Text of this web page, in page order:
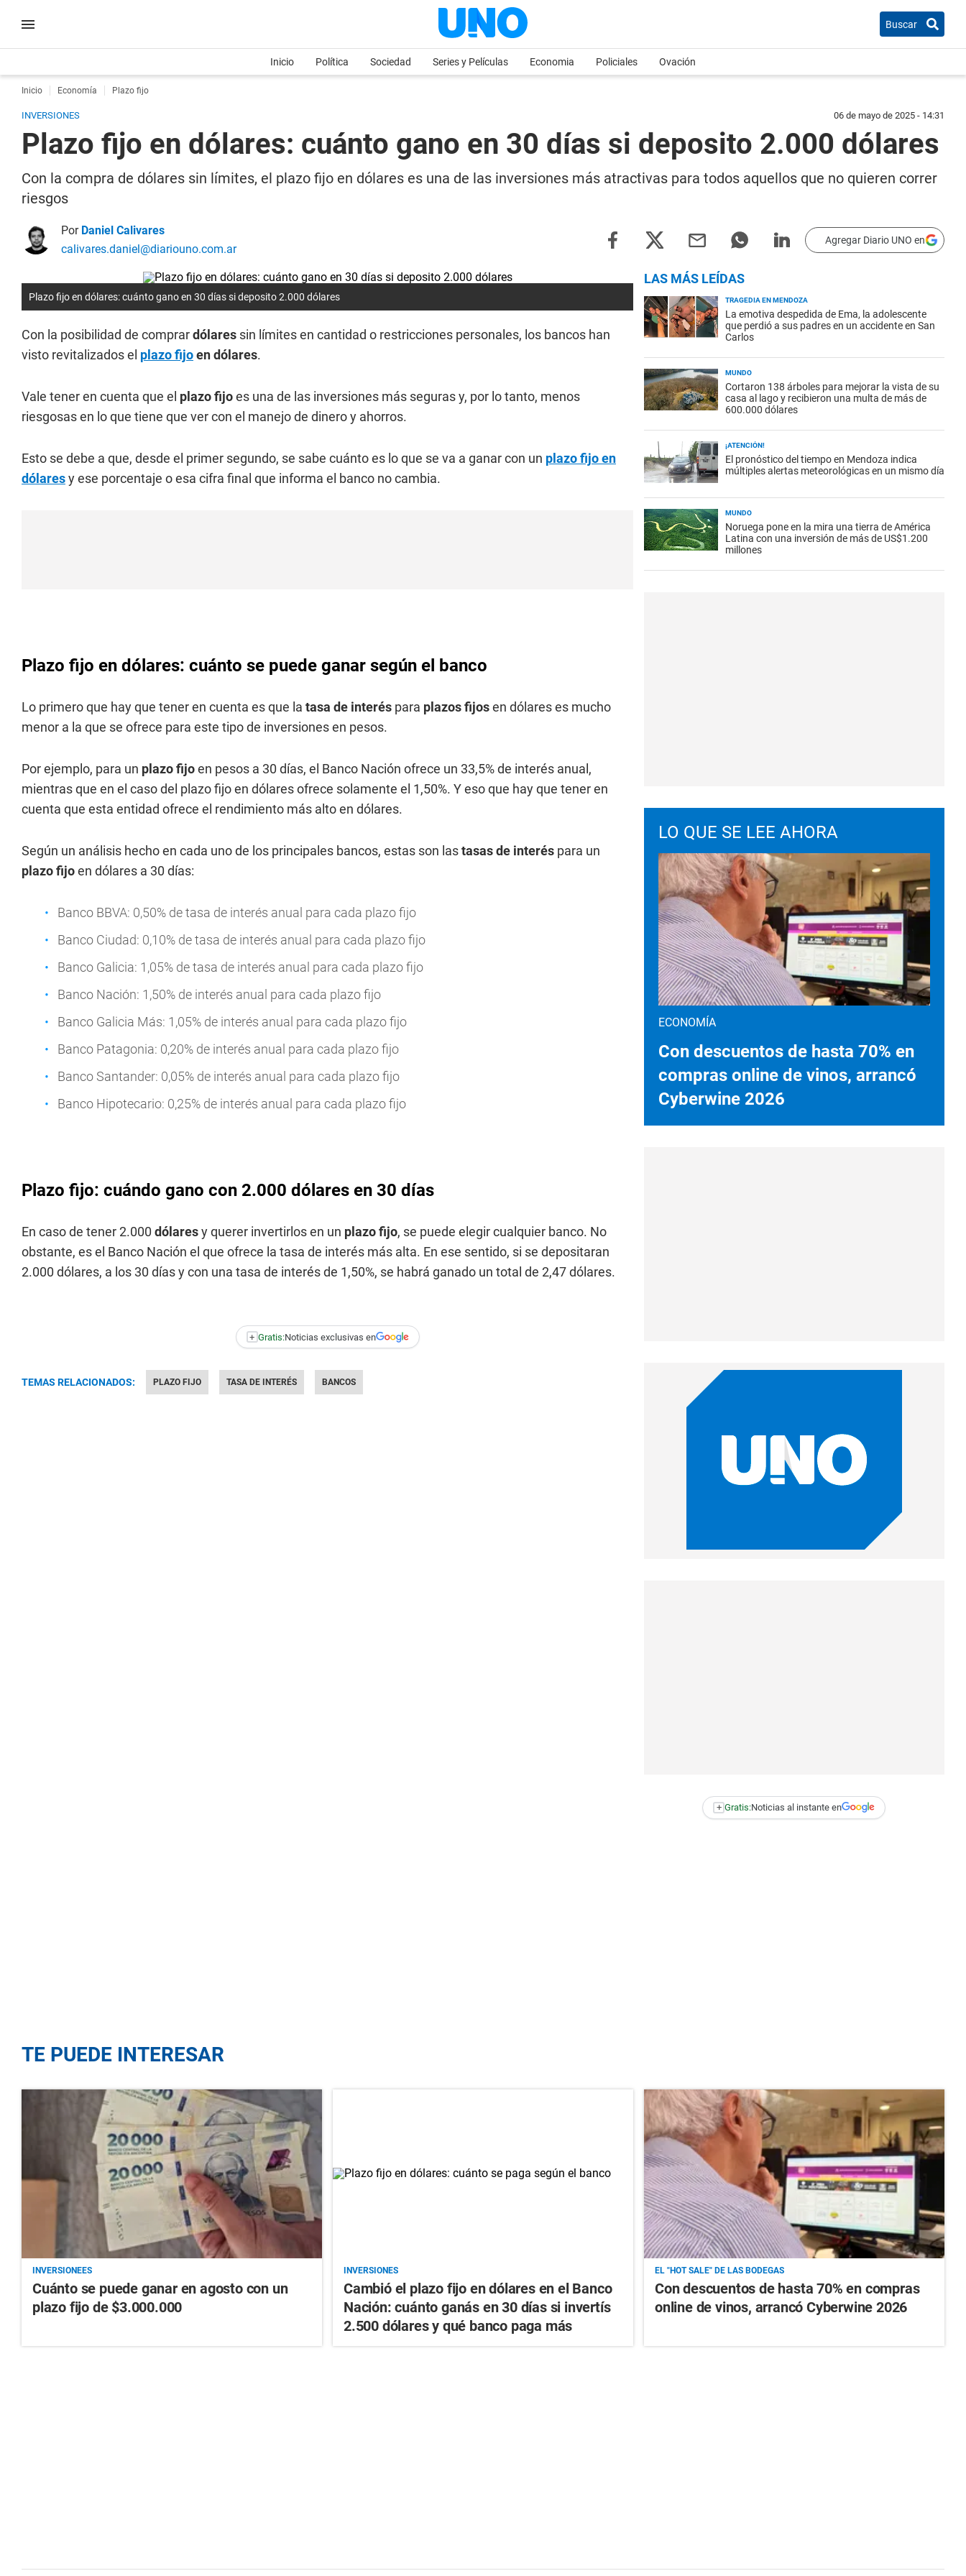
Buscar
Inicio Política Sociedad Series y Películas Economia Policiales Ovación
Inicio Economía Plazo fijo
INVERSIONES 06 de mayo de 2025 - 14:31
Plazo fijo en dólares: cuánto gano en 30 días si deposito 2.000 dólares
Con la compra de dólares sin límites, el plazo fijo en dólares es una de las inversiones más atractivas para todos aquellos que no quieren correr
riesgos
Por Daniel Calivares
calivares.daniel@diariouno.com.ar
Agregar Diario UNO en
Plazo fijo en dólares: cuánto gano en 30 días si deposito 2.000 dólares
Con la posibilidad de comprardólares sin límites en cantidad o restricciones personales, los bancos han
visto revitalizados el plazo fijoen dólares.
Vale tener en cuenta que el plazo fijoes una de las inversiones más seguras y, por lo tanto, menos
riesgosas en lo que tiene que ver con el manejo de dinero y ahorros.
Esto se debe a que, desde el primer segundo, se sabe cuánto es lo que se va a ganar con un plazo fijo en
dólaresy ese porcentaje o esa cifra final que informa el banco no cambia.
Plazo fijo en dólares: cuánto se puede ganar según el banco
Lo primero que hay que tener en cuenta es que la tasa de interés para plazos fijosen dólares es mucho
menor a la que se ofrece para este tipo de inversiones en pesos.
Por ejemplo, para un plazo fijoen pesos a 30 días, el Banco Nación ofrece un 33,5% de interés anual,
mientras que en el caso del plazo fijo en dólares ofrece solamente el 1,50%. Y eso que hay que tener en
cuenta que esta entidad ofrece el rendimiento más alto en dólares.
Según un análisis hecho en cada uno de los principales bancos, estas son lastasas de interés para un
plazo fijoen dólares a 30 días:
Banco BBVA: 0,50% de tasa de interés anual para cada plazo fijo
Banco Ciudad: 0,10% de tasa de interés anual para cada plazo fijo
Banco Galicia: 1,05% de tasa de interés anual para cada plazo fijo
Banco Nación: 1,50% de interés anual para cada plazo fijo
Banco Galicia Más: 1,05% de interés anual para cada plazo fijo
Banco Patagonia: 0,20% de interés anual para cada plazo fijo
Banco Santander: 0,05% de interés anual para cada plazo fijo
Banco Hipotecario: 0,25% de interés anual para cada plazo fijo
Plazo fijo: cuándo gano con 2.000 dólares en 30 días
En caso de tener 2.000 dólaresy querer invertirlos en un plazo fijo, se puede elegir cualquier banco. No
obstante, es el Banco Nación el que ofrece la tasa de interés más alta. En ese sentido, si se depositaran
2.000 dólares, a los 30 días y con una tasa de interés de 1,50%, se habrá ganado un total de 2,47 dólares.
+ Gratis:Noticias exclusivas en
TEMAS RELACIONADOS: PLAZO FIJO TASA DE INTERÉS BANCOS
LAS MÁS LEÍDAS
TRAGEDIA EN MENDOZA
La emotiva despedida de Ema, la adolescente
que perdió a sus padres en un accidente en San
Carlos
MUNDO
Cortaron 138 árboles para mejorar la vista de su
casa al lago y recibieron una multa de más de
600.000 dólares
¡ATENCIÓN!
El pronóstico del tiempo en Mendoza indica
múltiples alertas meteorológicas en un mismo día
MUNDO
Noruega pone en la mira una tierra de América
Latina con una inversión de más de US$1.200
millones
LO QUE SE LEE AHORA
ECONOMÍA
Con descuentos de hasta 70% en
compras online de vinos, arrancó
Cyberwine 2026
+ Gratis:Noticias al instante en
TE PUEDE INTERESAR
INVERSIONEES
Cuánto se puede ganar en agosto con un
plazo fijo de $3.000.000
INVERSIONES
Cambió el plazo fijo en dólares en el Banco
Nación: cuánto ganás en 30 días si invertís
2.500 dólares y qué banco paga más
EL "HOT SALE" DE LAS BODEGAS
Con descuentos de hasta 70% en compras
online de vinos, arrancó Cyberwine 2026